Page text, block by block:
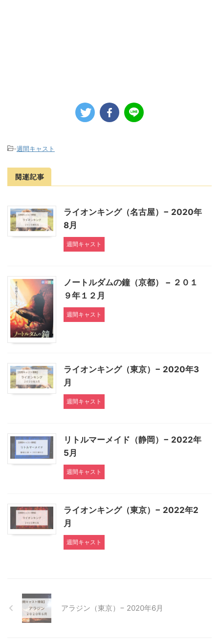
-週間キャスト
関連記事
ライオンキング（名古屋）− 2020年
8月
週間キャスト
ノートルダムの鐘（京都） − ２０１
９年１２月
週間キャスト
ライオンキング（東京）− 2020年3
月
週間キャスト
リトルマーメイド（静岡）− 2022年
5月
週間キャスト
ライオンキング（東京）− 2022年2
月
週間キャスト
アラジン（東京）− 2020年6月